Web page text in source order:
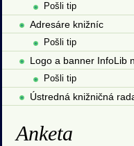
Pošli tip
Adresáre knižníc
Pošli tip
Logo a banner InfoLib
Pošli tip
Ústredná knižničná
Anketa